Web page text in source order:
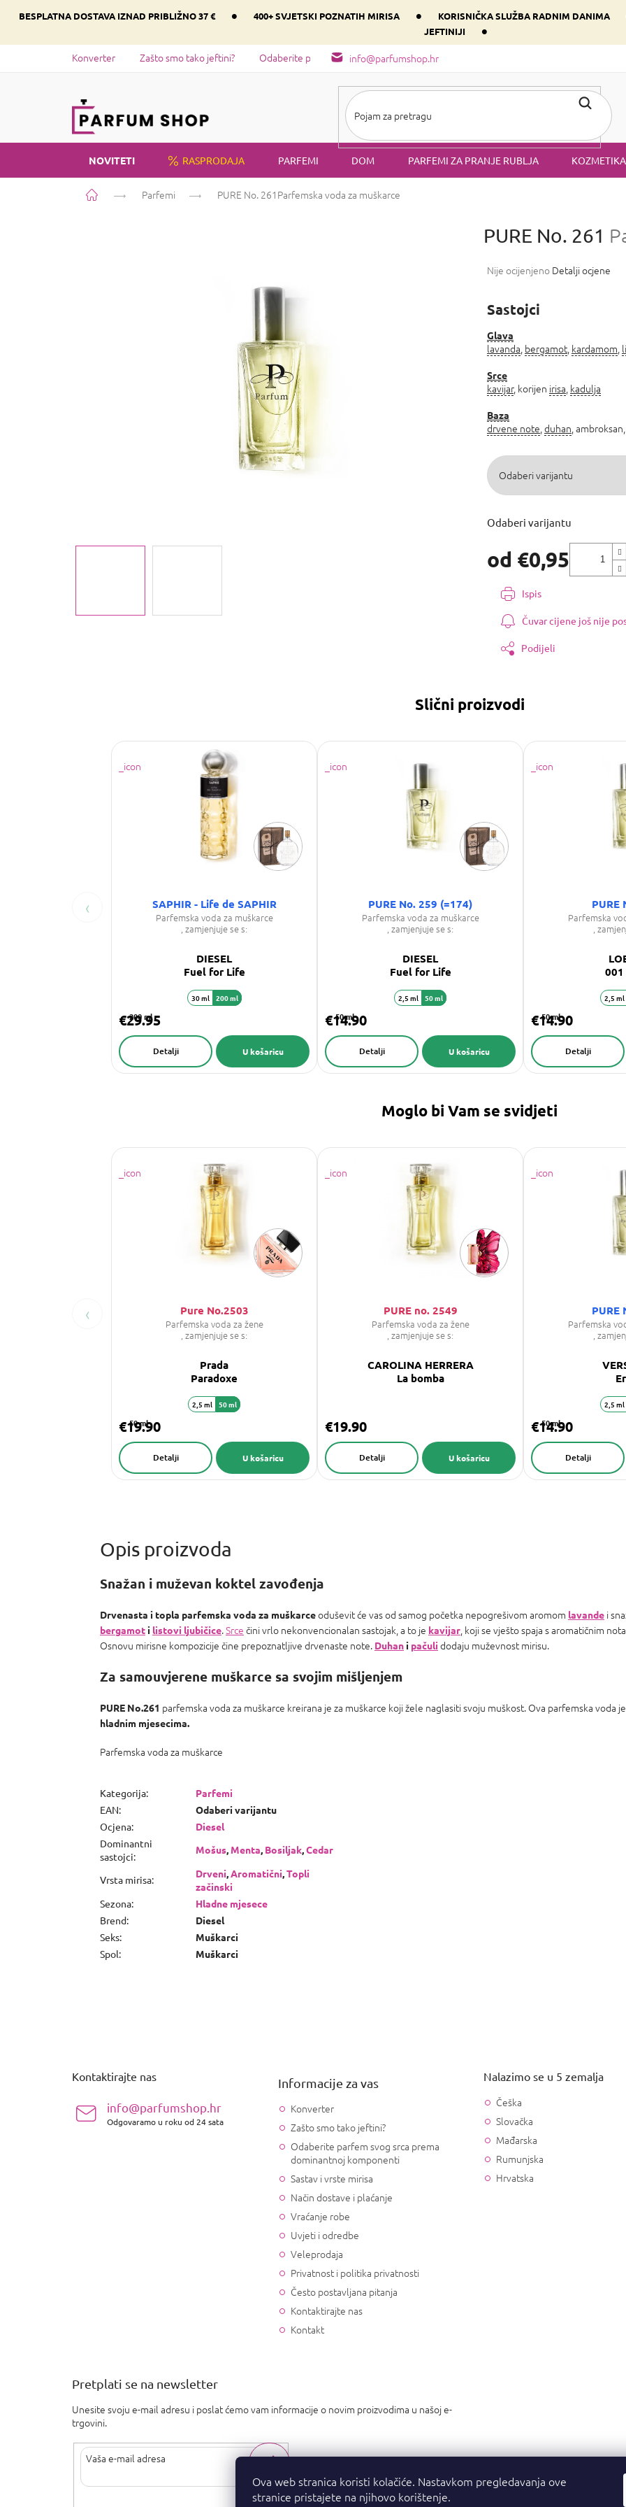
Ova web stranica koristi kolačiće. Nastavkom pregledavanja ove
stranice pristajete na njihovo korištenje.
BESPLATNA DOSTAVA IZNAD PRIBLIŽNO 37 € • 400+ SVJETSKI POZNATIH MIRISA • KORISNIČKA SLUŽBA RADNIM DANIMA
JEFTINIJI
•
info@parfumshop.hr
Konverter Zašto smo tako jeftini? Odaberite parfem svog srca prema dominantnoj komponenti
NOVITETI RASPRODAJA PARFEMI DOM PARFEMI ZA PRANJE RUBLJA KOZMETIKA
Početna Parfemi PURE No. 261 Parfemska voda za muškarce
PURE No. 261
Prosječna
je
od
5
Nije ocijenjeno Detalji ocjene
od €0,95
cijenu:
Odaberi varijantu
Sastojci
Glava
lavanda bergamot kardamom
Srce
kavijar, korijen irisa kadulja
Baza
drvene note duhan , ambroksan,
Ispis
Čuvar cijene još nije
Podijeli
Slični proizvodi
‹ SAPHIR - Life de SAPHIR
Parfemska voda za muškarce
, zamjenjuje se s:
DIESEL
Fuel for Life
200 ml
€29.95
U košaricu
Detalji
30 ml 200 ml
PURE No. 259 (=174)
Parfemska voda za muškarce
, zamjenjuje se s:
DIESEL
Fuel for Life
50 ml
€14.90
U košaricu
Detalji
2,5 ml 50 ml
PURE
Parfemska
,
001
50 ml
€14.90
Detalji
2,5 ml
Moglo bi Vam se svidjeti
‹ Pure No.2503
Parfemska voda za žene
, zamjenjuje se s:
Prada
Paradoxe
50 ml
€19.90
U košaricu
Detalji
2,5 ml 50 ml
PURE no. 2549
Parfemska voda za žene
, zamjenjuje se s:
CAROLINA HERRERA
La bomba
€19.90
U košaricu
Detalji
PURE
Parfemska
,
50 ml
€14.90
Detalji
2,5 ml
Snažan i muževan koktel zavođenja
Drvenasta i topla parfemska voda za muškarceoduševit će vas od samog početka nepogrešivom aromom lavande i
bergamot i listovi ljubičice.Srce čini vrlo nekonvencionalan sastojak, a to je kavijar , koji se vješto spaja s aromatičnim
Osnovu mirisne kompozicije čine prepoznatljive drvenaste note. Duhan i pačuli dodaju muževnost mirisu.
Za samouvjerene muškarce sa svojim mišljenjem
PURE No.261 parfemska voda za muškarce kreirana je za muškarce koji žele naglasiti svoju muškost. Ova parfemska voda je
hladnim mjesecima.
Parfemska voda za muškarce
Kategorija:
Parfemi
EAN:
Odaberi varijantu
Ocjena:
Diesel
Dominantni
sastojci:
Mošus, Menta, Bosiljak,Cedar
Vrsta mirisa: Drveni,Aromatični,Topli
začinski
Sezona:
Hladne mjesece
Brend:
Diesel
Seks:
Muškarci
Spol: Muškarci
Kontaktirajte nas
info@parfumshop.hr
Odgovaramo u roku od 24 sata
Informacije za vas
Konverter
Zašto smo tako jeftini?
Odaberite parfem svog srca prema
dominantnoj komponenti
Sastav i vrste mirisa
Način dostave i plaćanje
Vraćanje robe
Uvjeti i odredbe
Veleprodaja
Privatnost i politika privatnosti
Često postavljana pitanja
Kontaktirajte nas
Kontakt
Nalazimo se u 5 zemalja
Češka
Slovačka
Mađarska
Rumunjska
Hrvatska
Pretplati se na newsletter
Unesite svoju e-mail adresu i poslat ćemo vam informacije o novim proizvodima u našoj e-
trgovini.